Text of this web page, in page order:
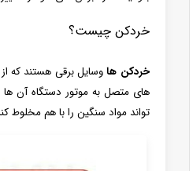
خردکن چیست؟
خردکن هاوسایل برقی هستند که
های متصل به موتور دستگاه آن
تواند مواد سنگین را با هم مخلوط